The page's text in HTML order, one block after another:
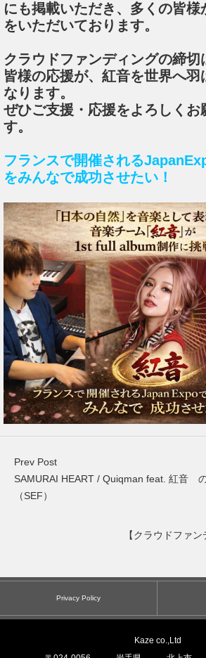
にも掲載いただき、多くの皆様
をいただいております。
クラウドファンディングの締切
皆様の応援が、紅音を世界へ羽
なります。
ぜひご支援・応援をよろしくお
す。
フランスで開催される
をみんなで成功させたい！
Prev Post
SAMURAI HEART / Quiqman feat. 紅音
（SEF）
【クラウドファ
Privacy Policy
Kaze co.,Ltd